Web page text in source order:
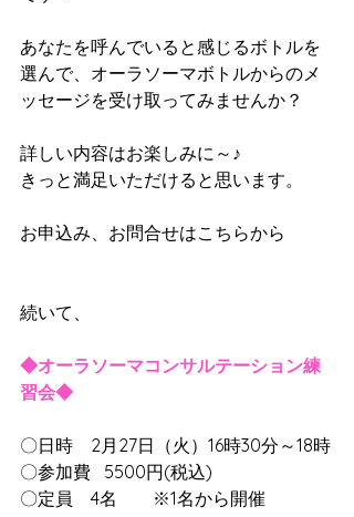
あなたを呼んでいると感じるボトルを
選んで、オーラソーマボトルからのメ
ッセージを受け取ってみませんか？
詳しい内容はお楽しみに～♪
きっと満足いただけると思います。
お申込み、お問合せはこちらから
続いて、
◆オーラソーマコンサルテーション練
習会◆
〇日時　2月27日（火）16時30分～18時
〇参加費   5500円(税込)
〇定員　4名　　※1名から開催